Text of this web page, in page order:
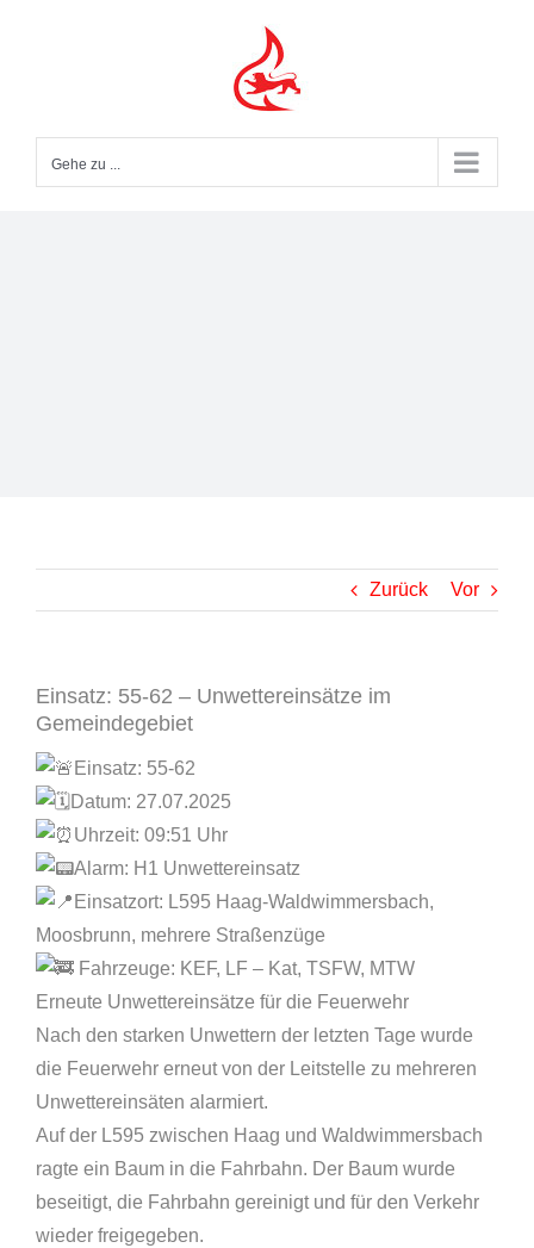
Gehe zu ...
Zurück Vor
Einsatz: 55-62 – Unwettereinsätze im
Gemeindegebiet
Einsatz: 55-62
Datum: 27.07.2025
Uhrzeit: 09:51 Uhr
Alarm: H1 Unwettereinsatz
Einsatzort: L595 Haag-Waldwimmersbach,
Moosbrunn, mehrere Straßenzüge
Fahrzeuge: KEF, LF – Kat, TSFW, MTW
Erneute Unwettereinsätze für die Feuerwehr
Nach den starken Unwettern der letzten Tage wurde
die Feuerwehr erneut von der Leitstelle zu mehreren
Unwettereinsäten alarmiert.
Auf der L595 zwischen Haag und Waldwimmersbach
ragte ein Baum in die Fahrbahn. Der Baum wurde
beseitigt, die Fahrbahn gereinigt und für den Verkehr
wieder freigegeben.